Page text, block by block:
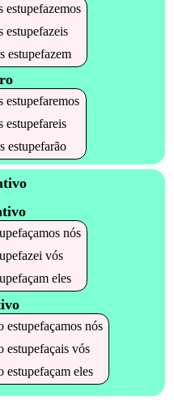
estupefazemos
estupefazeis
estupefazem
estupefaremos
estupefareis
estupefarão
nós
vós
eles
estupefaçamosnós
estupefaçaisvós
estupefaçameles